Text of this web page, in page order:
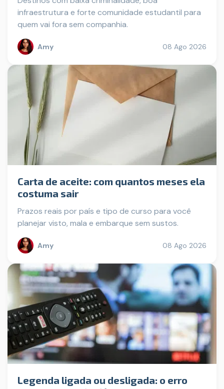
infraestrutura e forte comunidade estudantil para
quem vai fora sem companhia.
Amy 08 Ago 2026
Carta de aceite: com quantos meses ela
costuma sair
Prazos reais por país e tipo de curso para você
planejar visto, mala e embarque sem sustos.
Amy 08 Ago 2026
Legenda ligada ou desligada: o erro